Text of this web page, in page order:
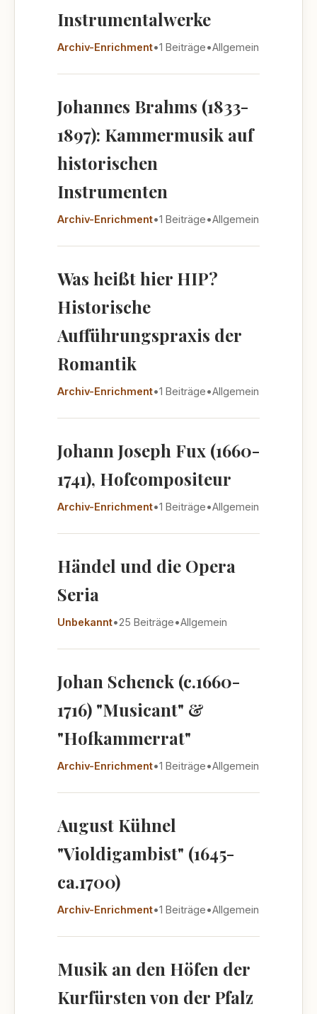
Instrumentalwerke
Archiv-Enrichment•1 Beiträge•Allgemein
Johannes Brahms (1833-
1897): Kammermusik auf
historischen
Instrumenten
Archiv-Enrichment•1 Beiträge•Allgemein
Was heißt hier HIP?
Historische
Aufführungspraxis der
Romantik
Archiv-Enrichment•1 Beiträge•Allgemein
Johann Joseph Fux (1660-
1741), Hofcompositeur
Archiv-Enrichment•1 Beiträge•Allgemein
Händel und die Opera
Seria
Unbekannt•25 Beiträge•Allgemein
Johan Schenck (c.1660-
1716) "Musicant" &
"Hofkammerrat"
Archiv-Enrichment•1 Beiträge•Allgemein
August Kühnel
"Violdigambist" (1645-
ca.1700)
Archiv-Enrichment•1 Beiträge•Allgemein
Musik an den Höfen der
Kurfürsten von der Pfalz